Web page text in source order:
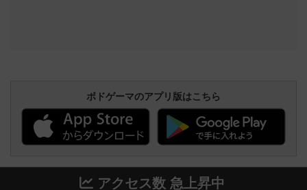
ボドゲーマのアプリ版はこちら
アクセス数 急上昇中